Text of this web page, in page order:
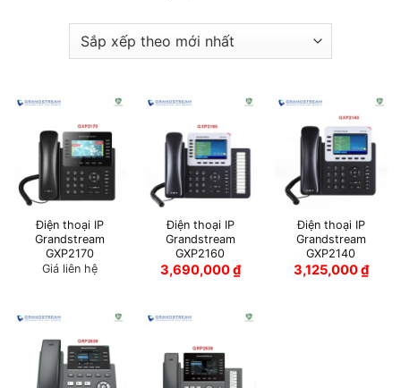
Điện thoại IP
Grandstream
GXP2170
Giá liên hệ
Điện thoại IP
Grandstream
GXP2160
3,690,000₫
Điện thoại IP
Grandstream
GXP2140
3,125,000₫